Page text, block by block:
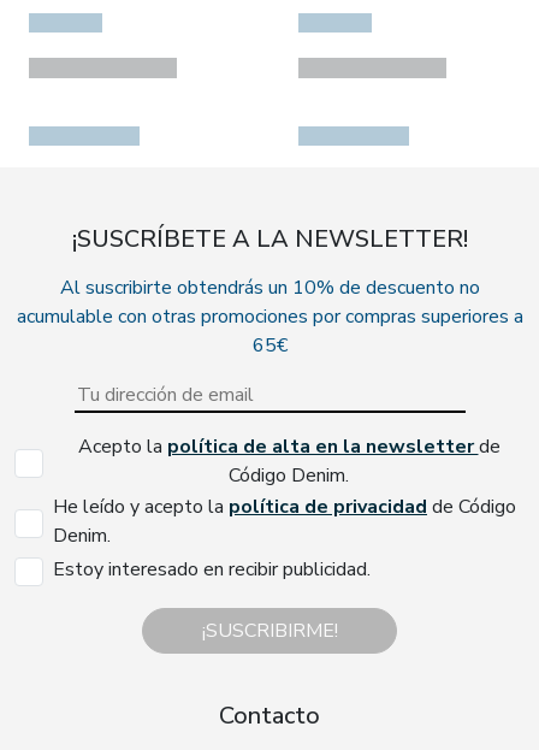
¡SUSCRÍBETE A LA NEWSLETTER!
Al suscribirte obtendrás un 10% de descuento no
acumulable con otras promociones por compras superiores a
65€
Acepto la política de alta en la newsletterde
Código Denim.
He leído y acepto la política de privacidadde Código
Denim.
Estoy interesado en recibir publicidad.
¡SUSCRIBIRME!
Contacto